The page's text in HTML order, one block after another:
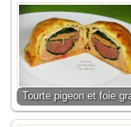
Tourte pigeon et foie